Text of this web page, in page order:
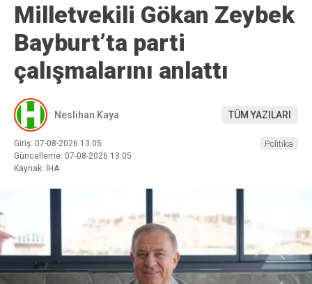
Milletvekili Gökan Zeybek
Bayburt’ta parti
çalışmalarını anlattı
Neslihan Kaya TÜM YAZILARI
Giriş: 07-08-2026 13:05
Güncelleme: 07-08-2026 13:05
Kaynak: İHA
Politika